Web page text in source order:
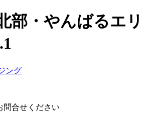
部・やんばるエリ
問合せください